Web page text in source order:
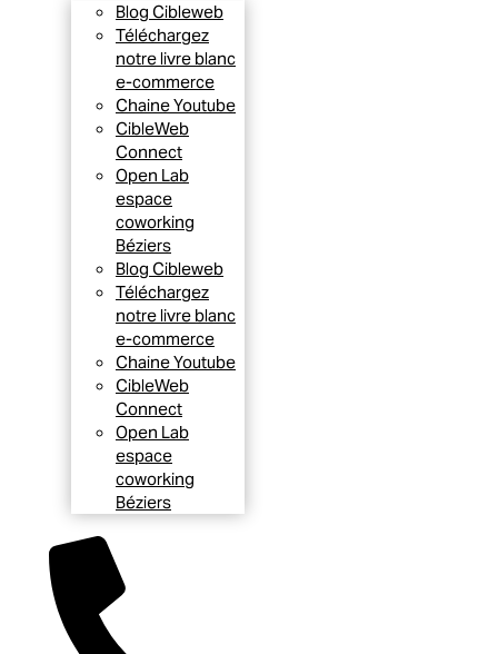
Blog Cibleweb
Téléchargez
notre livre blanc
e-commerce
Chaine Youtube
CibleWeb
Connect
Open Lab
espace
coworking
Béziers
Blog Cibleweb
Téléchargez
notre livre blanc
e-commerce
Chaine Youtube
CibleWeb
Connect
Open Lab
espace
coworking
Béziers